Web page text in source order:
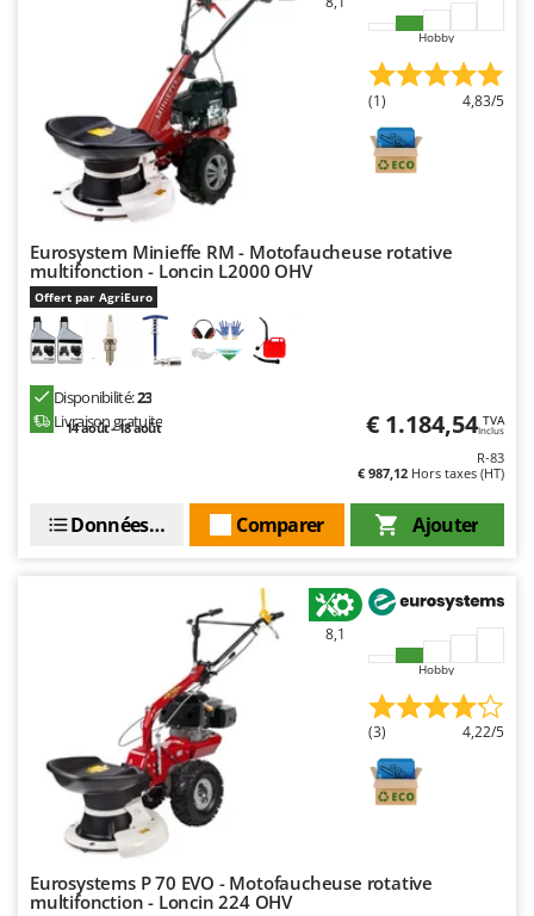
Hobby
(1) 4,83/5
Eurosystem Minieffe RM - Motofaucheuse rotative
multifonction - Loncin L2000 OHV
Offert par AgriEuro
Disponibilité:23
Livraison gratuite
14 août - 18 août € 1.184,54 TVA
Inclus
R-83
€ 987,12 Hors taxes (HT)
Ajouter
Comparer
Données techniques
8,1
Hobby
(3) 4,22/5
Eurosystems P 70 EVO - Motofaucheuse rotative
multifonction - Loncin 224 OHV